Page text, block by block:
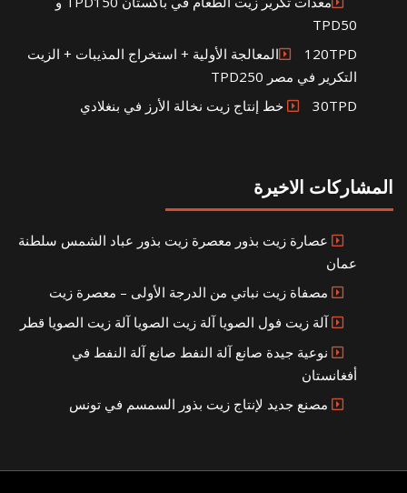
TPD50
120TPDالمعالجة الأولية + استخراج المذيبات + الزيت
التكرير في مصر TPD250
30TPD خط إنتاج زيت نخالة الأرز في بنغلادي
المشاركات الاخيرة
عصارة زيت بذور معصرة زيت بذور عباد الشمس سلطنة
عمان
مصفاة زيت نباتي من الدرجة الأولى – معصرة زيت
آلة زيت فول الصويا آلة زيت الصويا آلة زيت الصويا قطر
نوعية جيدة صانع آلة النفط صانع آلة النفط في
أفغانستان
مصنع جديد لإنتاج زيت بذور السمسم في تونس